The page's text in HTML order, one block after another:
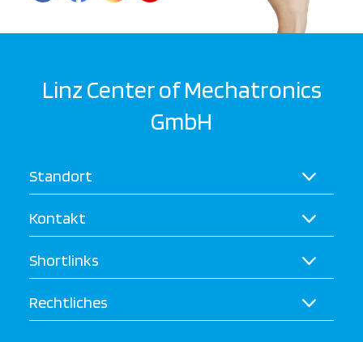
Linz Center of Mechatronics
GmbH
Standort
Kontakt
Shortlinks
Rechtliches